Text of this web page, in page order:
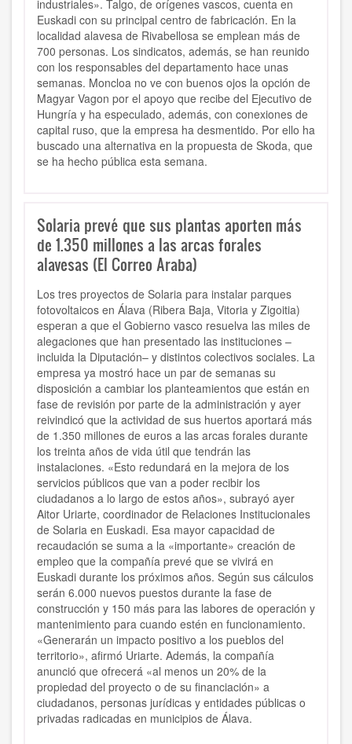
industriales». Talgo, de orígenes vascos, cuenta en
Euskadi con su principal centro de fabricación. En la
localidad alavesa de Rivabellosa se emplean más de
700 personas. Los sindicatos, además, se han reunido
con los responsables del departamento hace unas
semanas. Moncloa no ve con buenos ojos la opción de
Magyar Vagon por el apoyo que recibe del Ejecutivo de
Hungría y ha especulado, además, con conexiones de
capital ruso, que la empresa ha desmentido. Por ello ha
buscado una alternativa en la propuesta de Skoda, que
se ha hecho pública esta semana.
Solaria prevé que sus plantas aporten más
de 1.350 millones a las arcas forales
alavesas (El Correo Araba)
Los tres proyectos de Solaria para instalar parques
fotovoltaicos en Álava (Ribera Baja, Vitoria y Zigoitia)
esperan a que el Gobierno vasco resuelva las miles de
alegaciones que han presentado las instituciones –
incluida la Diputación– y distintos colectivos sociales. La
empresa ya mostró hace un par de semanas su
disposición a cambiar los planteamientos que están en
fase de revisión por parte de la administración y ayer
reivindicó que la actividad de sus huertos aportará más
de 1.350 millones de euros a las arcas forales durante
los treinta años de vida útil que tendrán las
instalaciones. «Esto redundará en la mejora de los
servicios públicos que van a poder recibir los
ciudadanos a lo largo de estos años», subrayó ayer
Aitor Uriarte, coordinador de Relaciones Institucionales
de Solaria en Euskadi. Esa mayor capacidad de
recaudación se suma a la «importante» creación de
empleo que la compañía prevé que se vivirá en
Euskadi durante los próximos años. Según sus cálculos
serán 6.000 nuevos puestos durante la fase de
construcción y 150 más para las labores de operación y
mantenimiento para cuando estén en funcionamiento.
«Generarán un impacto positivo a los pueblos del
territorio», afirmó Uriarte. Además, la compañía
anunció que ofrecerá «al menos un 20% de la
propiedad del proyecto o de su financiación» a
ciudadanos, personas jurídicas y entidades públicas o
privadas radicadas en municipios de Álava.